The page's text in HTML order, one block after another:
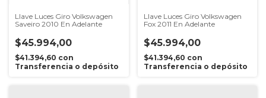
Llave Luces Giro Volkswagen
Saveiro 2010 En Adelante
$45.994,00
$41.394,60 con
Transferencia o depósito
Llave Luces Giro Volkswagen
Fox 2011 En Adelante
$45.994,00
$41.394,60 con
Transferencia o depósito